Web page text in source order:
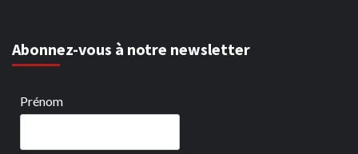
Abonnez-vous à notre newsletter
Prénom